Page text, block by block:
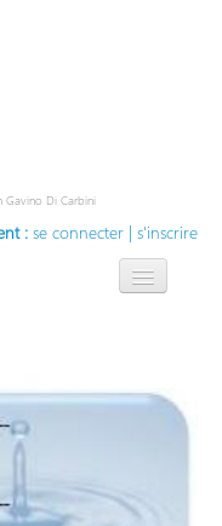
Gavino Di Carbini
: se connecter | s'inscrire